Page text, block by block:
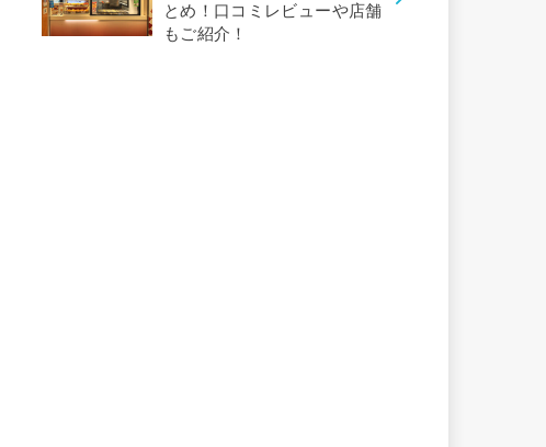
とめ！口コミレビューや店舗
もご紹介！